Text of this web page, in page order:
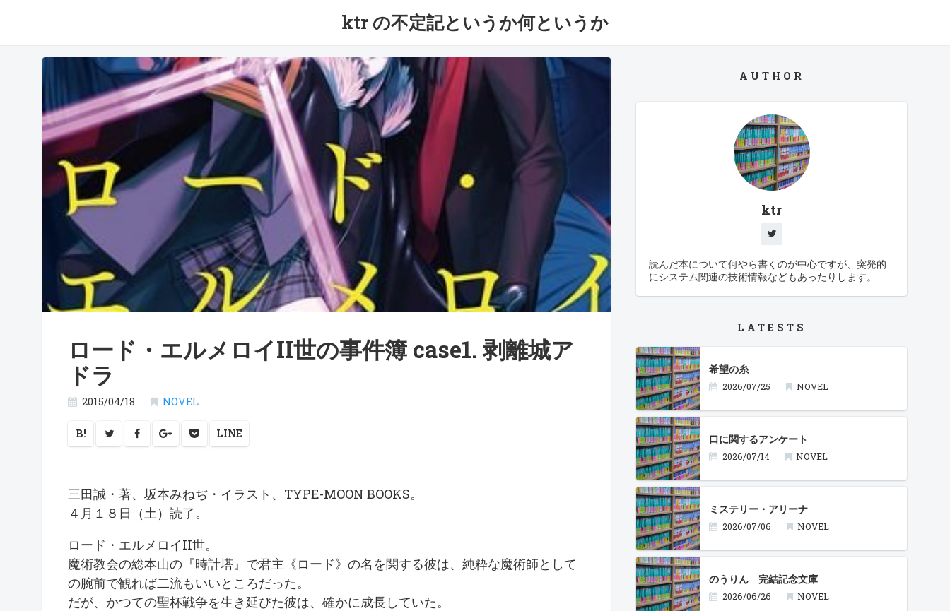
ktr の不定記というか何というか
ロード・エルメロイII世の事件簿 case1. 剥離城ア
ドラ
2015/04/18 NOVEL
B! LINE
三田誠・著、坂本みねぢ・イラスト、TYPE-MOON BOOKS。
４月１８日（土）読了。
ロード・エルメロイII世。
魔術教会の総本山の『時計塔』で君主《ロード》の名を関する彼は、純粋な魔術師として
の腕前で観れば二流もいいところだった。
だが、かつての聖杯戦争を生き延びた彼は、確かに成長していた。
AUTHOR
ktr
読んだ本について何やら書くのが中心ですが、突発的
にシステム関連の技術情報などもあったりします。
LATESTS
希望の糸
2026/07/25 NOVEL
口に関するアンケート
2026/07/14 NOVEL
ミステリー・アリーナ
2026/07/06 NOVEL
のうりん 完結記念文庫
2026/06/26 NOVEL